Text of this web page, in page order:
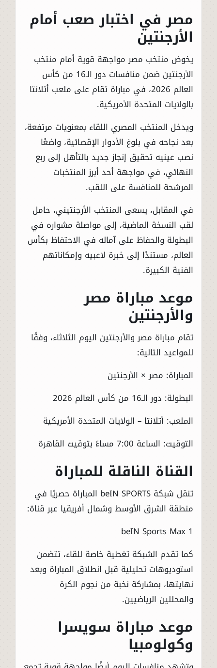
مصر في اختبار صعب أمام
الأرجنتين
يخوض منتخب مصر مواجهة قوية أمام منتخب
الأرجنتين ضمن منافسات دور الـ16 من كأس
العالم 2026، في مباراة تقام على ملعب أتلانتا
بالولايات المتحدة الأمريكية.
ويدخل المنتخب المصري اللقاء بمعنويات مرتفعة،
بعد نجاحه في بلوغ الأدوار الإقصائية، واضعًا
نصب عينيه تحقيق إنجاز جديد بالتأهل إلى ربع
النهائي، في مواجهة أحد أبرز المنتخبات
المرشحة للمنافسة على اللقب.
في المقابل، يسعى المنتخب الأرجنتيني، حامل
لقب النسخة الماضية، إلى مواصلة مشواره في
البطولة والحفاظ على آماله في الاحتفاظ بكأس
العالم، مستندًا إلى خبرة لاعبيه وإمكاناتهم
الفنية الكبيرة.
موعد مباراة مصر
والأرجنتين
تقام مباراة مصر والأرجنتين اليوم الثلاثاء، وفقًا
للمواعيد التالية:
المباراة: مصر × الأرجنتين
البطولة: دور الـ16 من كأس العالم 2026
الملعب: أتلانتا – الولايات المتحدة الأمريكية
التوقيت: الساعة 7:00 مساءً بتوقيت القاهرة
القناة الناقلة للمباراة
تنقل شبكة beIN SPORTS المباراة حصريًا في
منطقة الشرق الأوسط وشمال أفريقيا عبر قناة:
beIN Sports Max 1
كما تقدم الشبكة تغطية خاصة للقاء، تتضمن
استوديوهات تحليلية قبل انطلاق المباراة وبعد
نهايتها، بمشاركة نخبة من نجوم الكرة
والمحللين الرياضيين.
موعد مباراة سويسرا
وكولومبيا